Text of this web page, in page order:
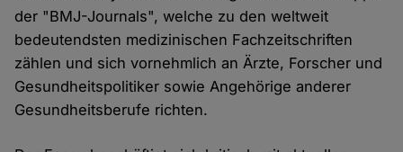
der "BMJ-Journals", welche zu den weltweit
bedeutendsten medizinischen Fachzeitschriften
zählen und sich vornehmlich an Ärzte, Forscher und
Gesundheitspolitiker sowie Angehörige anderer
Gesundheitsberufe richten.